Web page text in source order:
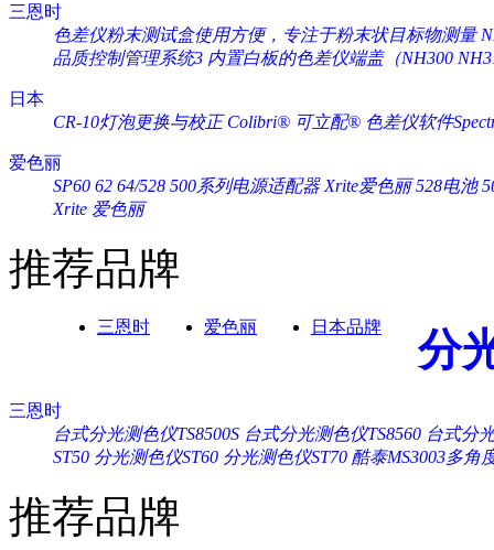
三恩时
色差仪粉末测试盒使用方便，专注于粉末状目标物测量
品质控制管理系统3 内置白板的色差仪端盖（NH300
日本
CR-10灯泡更换与校正 Colibri® 可立配® 色差仪软件
爱色丽
SP60 62 64/528 500系列电源适配器 Xrite爱色丽 528电池
Xrite 爱色丽
推荐品牌
三恩时 爱色丽 日本品牌 分
三恩时
台式分光测色仪TS8500S 台式分光测色仪TS8560 台式分
ST50 分光测色仪ST60 分光测色仪ST70 酷泰MS3003多角
推荐品牌